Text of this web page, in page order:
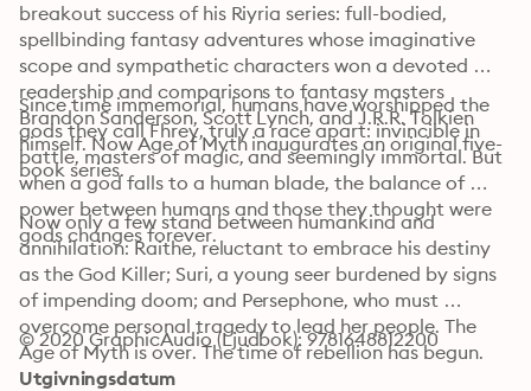
breakout success of his Riyria series: full-bodied,
spellbinding fantasy adventures whose imaginative
scope and sympathetic characters won a devoted
readership and comparisons to fantasy masters
Brandon Sanderson, Scott Lynch, and J.R.R. Tolkien
himself. Now Age of Myth inaugurates an original five-
book series.
Since time immemorial, humans have worshipped the
gods they call Fhrey, truly a race apart: invincible in
battle, masters of magic, and seemingly immortal. But
when a god falls to a human blade, the balance of
power between humans and those they thought were
gods changes forever.
Now only a few stand between humankind and
annihilation: Raithe, reluctant to embrace his destiny
as the God Killer; Suri, a young seer burdened by signs
of impending doom; and Persephone, who must
overcome personal tragedy to lead her people. The
Age of Myth is over. The time of rebellion has begun.
© 2020 GraphicAudio (Ljudbok): 9781648812200
Utgivningsdatum